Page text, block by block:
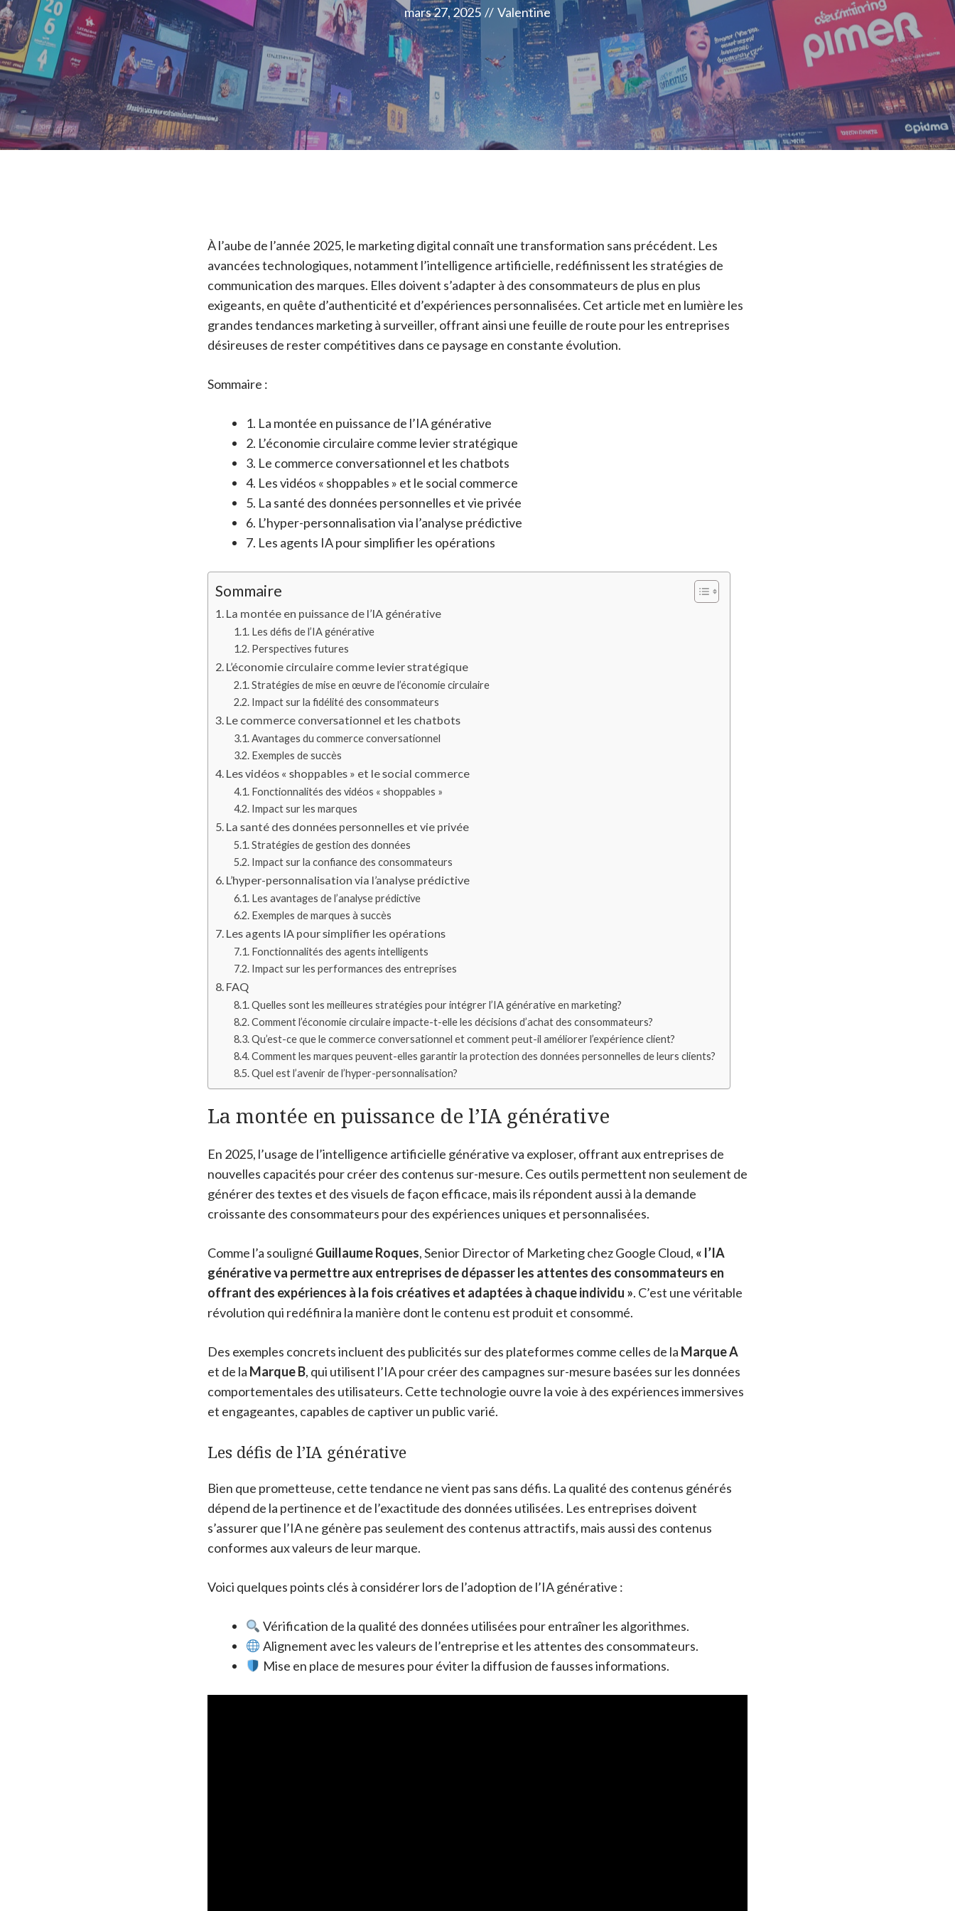
mars 27, 2025 // Valentine
À l’aube de l’année 2025, le marketing digital connaît une transformation sans précédent. Les
avancées technologiques, notamment l’intelligence artificielle, redéfinissent les stratégies de
communication des marques. Elles doivent s’adapter à des consommateurs de plus en plus
exigeants, en quête d’authenticité et d’expériences personnalisées. Cet article met en lumière les
grandes tendances marketing à surveiller, offrant ainsi une feuille de route pour les entreprises
désireuses de rester compétitives dans ce paysage en constante évolution.
Sommaire :
1. La montée en puissance de l’IA générative
2. L’économie circulaire comme levier stratégique
3. Le commerce conversationnel et les chatbots
4. Les vidéos « shoppables » et le social commerce
5. La santé des données personnelles et vie privée
6. L’hyper-personnalisation via l’analyse prédictive
7. Les agents IA pour simplifier les opérations
Sommaire
La montée en puissance de l’IA générative
Les défis de l’IA générative
Perspectives futures
L’économie circulaire comme levier stratégique
Stratégies de mise en œuvre de l’économie circulaire
Impact sur la fidélité des consommateurs
Le commerce conversationnel et les chatbots
Avantages du commerce conversationnel
Exemples de succès
Les vidéos « shoppables » et le social commerce
Fonctionnalités des vidéos « shoppables »
Impact sur les marques
La santé des données personnelles et vie privée
Stratégies de gestion des données
Impact sur la confiance des consommateurs
L’hyper-personnalisation via l’analyse prédictive
Les avantages de l’analyse prédictive
Exemples de marques à succès
Les agents IA pour simplifier les opérations
Fonctionnalités des agents intelligents
Impact sur les performances des entreprises
FAQ
Quelles sont les meilleures stratégies pour intégrer l’IA générative en marketing?
Comment l’économie circulaire impacte-t-elle les décisions d’achat des consommateurs?
Qu’est-ce que le commerce conversationnel et comment peut-il améliorer l’expérience client?
Comment les marques peuvent-elles garantir la protection des données personnelles de leurs clients?
Quel est l’avenir de l’hyper-personnalisation?
La montée en puissance de l’IA générative
En 2025, l’usage de l’intelligence artificielle générative va exploser, offrant aux entreprises de
nouvelles capacités pour créer des contenus sur-mesure. Ces outils permettent non seulement de
générer des textes et des visuels de façon efficace, mais ils répondent aussi à la demande
croissante des consommateurs pour des expériences uniques et personnalisées.
Comme l’a souligné Guillaume Roques, Senior Director of Marketing chez Google Cloud, « l’IA
générative va permettre aux entreprises de dépasser les attentes des consommateurs en
offrant des expériences à la fois créatives et adaptées à chaque individu ». C’est une véritable
révolution qui redéfinira la manière dont le contenu est produit et consommé.
Des exemples concrets incluent des publicités sur des plateformes comme celles de la Marque A
et de la Marque B, qui utilisent l’IA pour créer des campagnes sur-mesure basées sur les données
comportementales des utilisateurs. Cette technologie ouvre la voie à des expériences immersives
et engageantes, capables de captiver un public varié.
Les défis de l’IA générative
Bien que prometteuse, cette tendance ne vient pas sans défis. La qualité des contenus générés
dépend de la pertinence et de l’exactitude des données utilisées. Les entreprises doivent
s’assurer que l’IA ne génère pas seulement des contenus attractifs, mais aussi des contenus
conformes aux valeurs de leur marque.
Voici quelques points clés à considérer lors de l’adoption de l’IA générative :
Vérification de la qualité des données utilisées pour entraîner les algorithmes.
Alignement avec les valeurs de l’entreprise et les attentes des consommateurs.
Mise en place de mesures pour éviter la diffusion de fausses informations.